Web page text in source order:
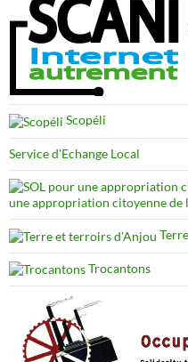
Scopéli
Service d'Echange Local
une appropriation citoyenne de
Trocantons